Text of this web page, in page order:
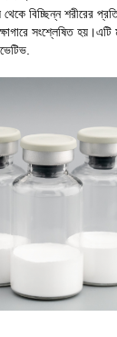
বিচ্ছিন্ন শরীরের
সংশ্লেষিত হয়।এটি